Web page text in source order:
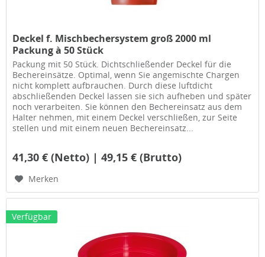
Deckel f. Mischbechersystem groß 2000 ml
Packung à 50 Stück
Packung mit 50 Stück. Dichtschließender Deckel für die
Bechereinsätze. Optimal, wenn Sie angemischte Chargen
nicht komplett aufbrauchen. Durch diese luftdicht
abschließenden Deckel lassen sie sich aufheben und später
noch verarbeiten. Sie können den Bechereinsatz aus dem
Halter nehmen, mit einem Deckel verschließen, zur Seite
stellen und mit einem neuen Bechereinsatz...
41,30 € (Netto) | 49,15 € (Brutto)
Merken
Verfügbar